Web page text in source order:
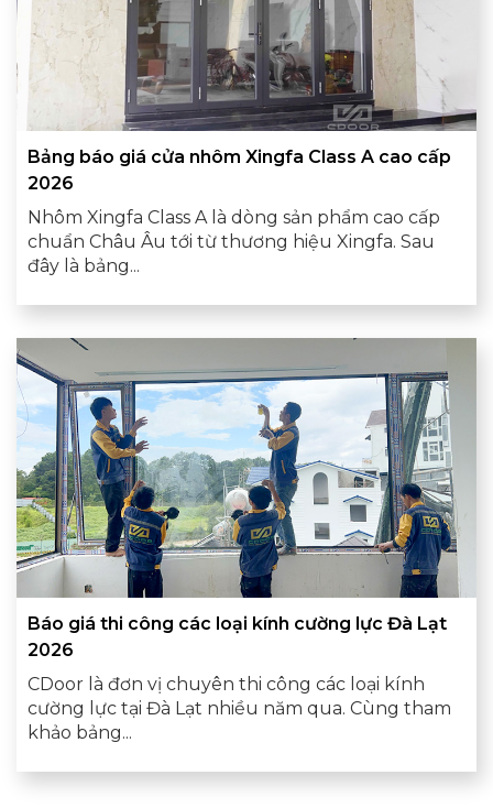
Bảng báo giá cửa nhôm Xingfa Class A cao cấp
2026
Nhôm Xingfa Class A là dòng sản phẩm cao cấp
chuẩn Châu Âu tới từ thương hiệu Xingfa. Sau
đây là bảng...
Báo giá thi công các loại kính cường lực Đà Lạt
2026
CDoor là đơn vị chuyên thi công các loại kính
cường lực tại Đà Lạt nhiều năm qua. Cùng tham
khảo bảng...